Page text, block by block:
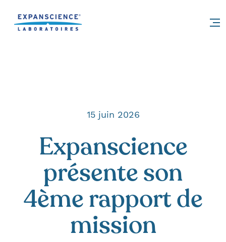
15 juin 2026
Expanscience
présente son
4ème rapport de
mission